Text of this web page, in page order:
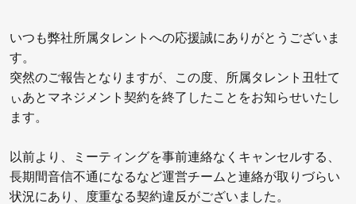
いつも弊社所属タレントへの応援誠にありがとうございま
す。
突然のご報告となりますが、この度、所属タレント丑牡て
ぃあとマネジメント契約を終了したことをお知らせいたし
ます。
以前より、ミーティングを事前連絡なくキャンセルする、
長期間音信不通になるなど運営チームと連絡が取りづらい
状況にあり、度重なる契約違反がございました。